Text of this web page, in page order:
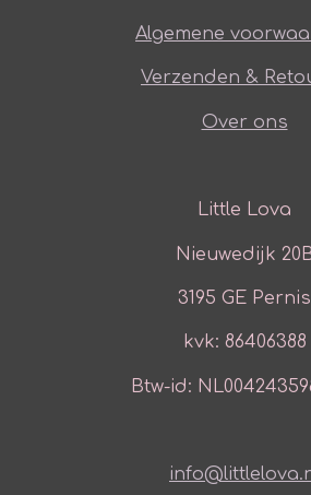
Algemene
Verzenden &
Over ons
Little Lova
Nieuwedijk
3195 GE Pernis
kvk: 86406388
Btw-id: